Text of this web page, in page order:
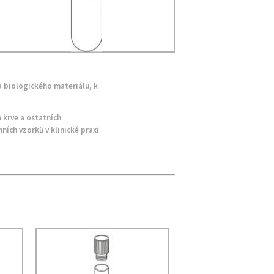
biologického materiálu, k
krve a ostatních
vzorků v klinické praxi